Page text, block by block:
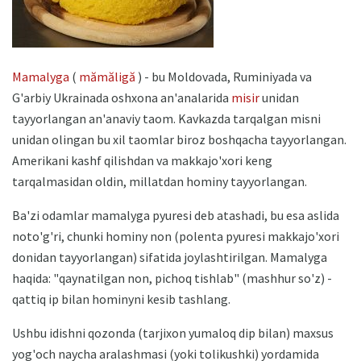
Mamalyga ( mămăligă ) - bu Moldovada, Ruminiyada va
G'arbiy Ukrainada oshxona an'analarida misirunidan
tayyorlangan an'anaviy taom. Kavkazda tarqalgan misni
unidan olingan bu xil taomlar biroz boshqacha tayyorlangan.
Amerikani kashf qilishdan va makkajo'xori keng
tarqalmasidan oldin, millatdan hominy tayyorlangan.
Ba'zi odamlar mamalyga pyuresi deb atashadi, bu esa aslida
noto'g'ri, chunki hominy non (polenta pyuresi makkajo'xori
donidan tayyorlangan) sifatida joylashtirilgan. Mamalyga
haqida: "qaynatilgan non, pichoq tishlab" (mashhur so'z) -
qattiq ip bilan hominyni kesib tashlang.
Ushbu idishni qozonda (tarjixon yumaloq dip bilan) maxsus
yog'och naycha aralashmasi (yoki tolikushki) yordamida